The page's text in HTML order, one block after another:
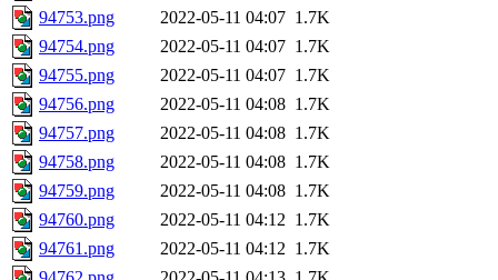
94753.png
2022-05-11 04:07 1.7K
94754.png
2022-05-11 04:07 1.7K
94755.png
2022-05-11 04:07 1.7K
94756.png
2022-05-11 04:08 1.7K
94757.png
2022-05-11 04:08 1.7K
94758.png
2022-05-11 04:08 1.7K
94759.png
2022-05-11 04:08 1.7K
94760.png
2022-05-11 04:12 1.7K
94761.png
2022-05-11 04:12 1.7K